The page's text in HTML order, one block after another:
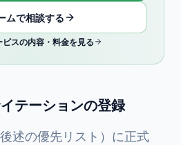
ムで相談する
ビスの内容・料金を見る
テーションの登録
述の優先リスト）に正式